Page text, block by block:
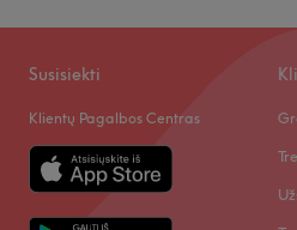
Susisiekti
Klientų Pagalbos Centras